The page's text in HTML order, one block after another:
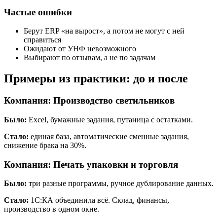
Частые ошибки
Берут ERP «на вырост», а потом не могут с ней
справиться
Ожидают от УНФ невозможного
Выбирают по отзывам, а не по задачам
Примеры из практики: до и после
Компания: Производство светильников
Было: Excel, бумажные задания, путаница с остатками.
Стало: единая база, автоматические сменные задания,
снижение брака на 30%.
Компания: Печать упаковки и торговля
Было: три разные программы, ручное дублирование данных.
Стало: 1С:КА объединила всё. Склад, финансы,
производство в одном окне.